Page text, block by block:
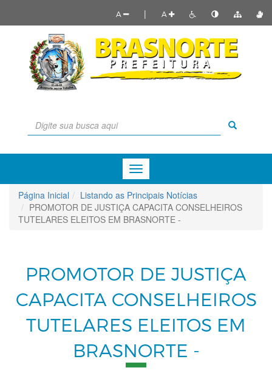
A | A
Menu
de
Navegação
Página Inicial
Listando as Principais Notícias
PROMOTOR DE JUSTIÇA CAPACITA CONSELHEIROS
TUTELARES ELEITOS EM BRASNORTE -
PROMOTOR DE JUSTIÇA
CAPACITA CONSELHEIROS
TUTELARES ELEITOS EM
BRASNORTE -